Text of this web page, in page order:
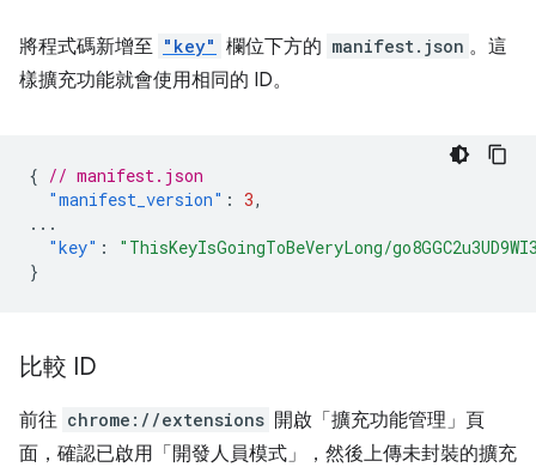
將程式碼新增至 "key" 欄位下方的 manifest.json 。這
樣擴充功能就會使用相同的 ID。
{ // manifest.json
"manifest_version" : 3,
...
"key" :
"ThisKeyIsGoingToBeVeryLong/
}
比較 ID
前往 chrome://extensions 開啟「擴充功能管理」頁
面，確認已啟用「開發人員模式」
，然後上傳未封裝的擴充